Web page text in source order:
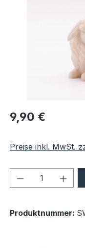
Regulärer Preis:
9,90 €
Preise inkl. MwSt.
Produkt
Produktnummer: